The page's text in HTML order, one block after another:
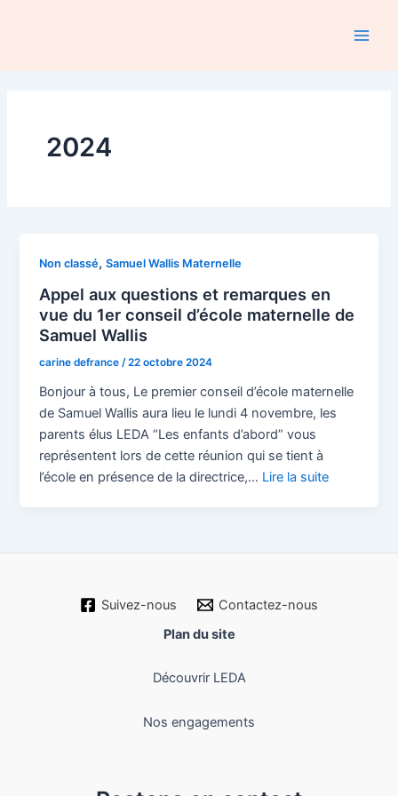
2024
Non classé,Samuel Wallis Maternelle
Appel aux questions et remarques en
vue du 1er conseil d’école maternelle de
Samuel Wallis
carine defrance/22 octobre 2024
Bonjour à tous, Le premier conseil d’école maternelle
de Samuel Wallis aura lieu le lundi 4 novembre, les
parents élus LEDA “Les enfants d’abord” vous
représentent lors de cette réunion qui se tient à
l’école en présence de la directrice,… Lire la suite
Suivez-nous
Contactez-nous
Plan du site
Découvrir LEDA
Nos engagements